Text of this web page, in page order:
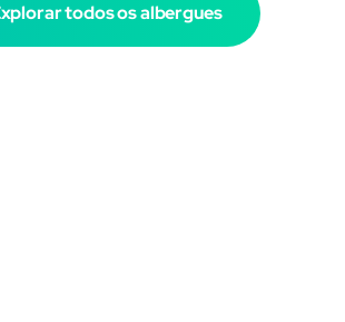
todos os albergues